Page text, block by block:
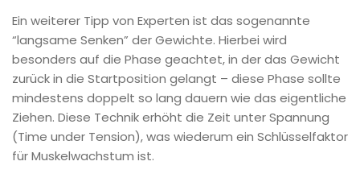
Ein weiterer Tipp von Experten ist das sogenannte
“langsame Senken” der Gewichte. Hierbei wird
besonders auf die Phase geachtet, in der das Gewicht
zurück in die Startposition gelangt – diese Phase sollte
mindestens doppelt so lang dauern wie das eigentliche
Ziehen. Diese Technik erhöht die Zeit unter Spannung
(Time under Tension), was wiederum ein Schlüsselfaktor
für Muskelwachstum ist.